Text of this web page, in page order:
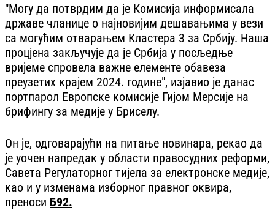
"Могу да потврдим да је Комисија информисала
државе чланице о најновијим дешавањима у вези
са могућим отварањем Кластера 3 за Србију. Наша
процјена закључује да је Србија у посљедње
вријеме спровела важне елементе обавеза
преузетих крајем 2024. године", изјавио је данас
портпарол Европске комисије Гијом Мерсије на
брифингу за медије у Бриселу.
Он је, одговарајући на питање новинара, рекао да
је уочен напредак у области правосудних реформи,
Савета Регулаторног тијела за електронске медије,
као и у изменама изборног правног оквира,
преноси Б92.